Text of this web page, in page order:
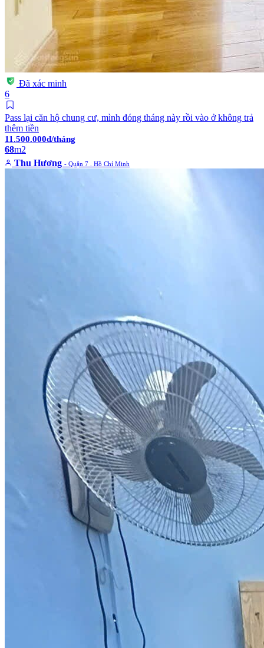
Đã xác minh
6
Pass lại căn hộ chung cư, mình đóng tháng này rồi vào ở không trả
thêm tiền
11.500.000đ/tháng
68m2
Thu Hương - Quận 7 . Hồ Chí Minh